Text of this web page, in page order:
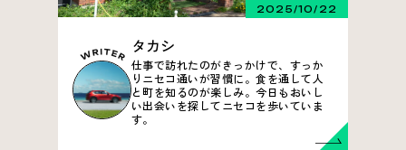
2025/10/22
タカシ
仕事で訪れたのがきっかけで、すっか
りニセコ通いが習慣に。食を通して人
と町を知るのが楽しみ。今日もおいし
い出会いを探してニセコを歩いていま
す。